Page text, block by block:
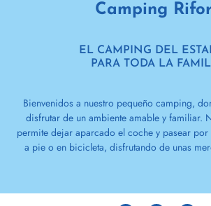
Camping
EL CAMPING DEL
PARA TODA LA
Bienvenidos a nuestro pequeño camping,
disfrutar de un ambiente amable y familiar.
permite dejar aparcado el coche y pasear por
a pie o en bicicleta, disfrutando de unas